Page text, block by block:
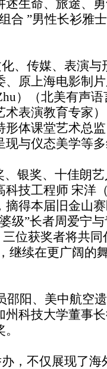
生命、旅途、
合 ”男性长衫雅
传媒、表演与
原上海电影制
）（北美有声
表演教育专家
形体课堂艺术总
与仪态美学等
银奖、十佳朗艺
技工程师 宋洋
得本届旧金山
级”长者周爱宁
位获奖者将共
继续在更广阔的
阳、美中航空
科技大学董事
不仅展现了海